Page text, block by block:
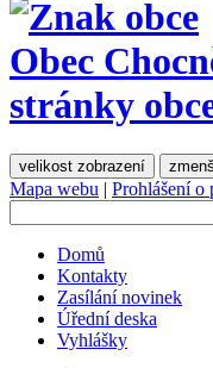
Obec
stránky
velikost zobrazení
Mapa webu | Prohlášení o
Domů
Kontakty
Zasílání novinek
Úřední deska
Vyhlášky